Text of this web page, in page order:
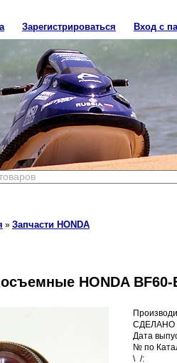
Зарегистрироваться Вход с
» Запчасти HONDA
HONDA BF60-
СДЕЛАНО
Дата
№ по
\_/: